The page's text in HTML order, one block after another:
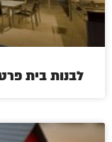
לבנות בית